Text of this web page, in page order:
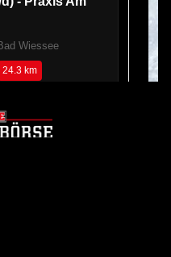
Wiessee
24.3 km
d) - Praxis Am